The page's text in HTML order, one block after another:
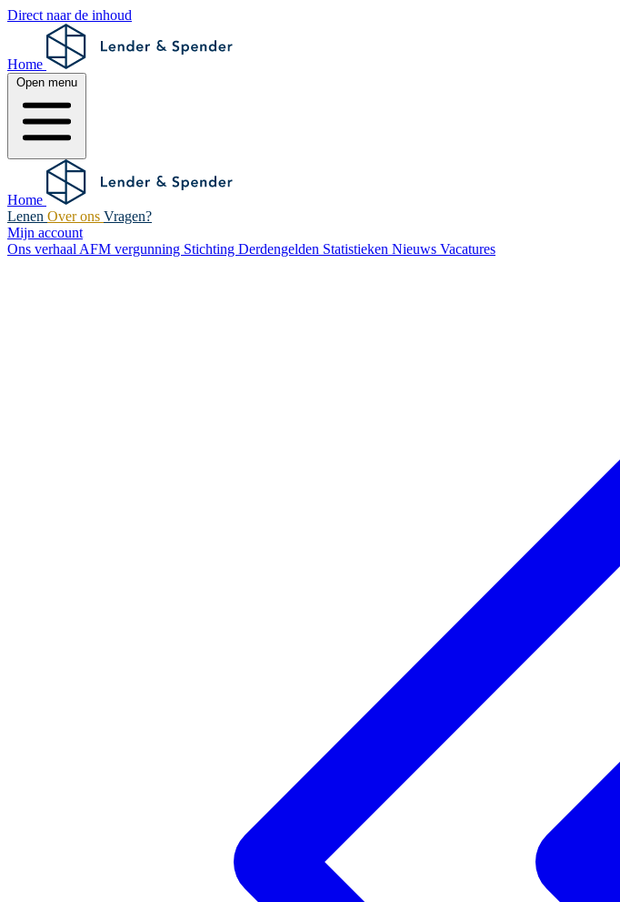
Direct naar de inhoud
Home
Open menu
Home
Lenen Over ons Vragen?
Mijn account
Ons verhaal AFM vergunning Stichting Derdengelden Statistieken Nieuws Vacatures